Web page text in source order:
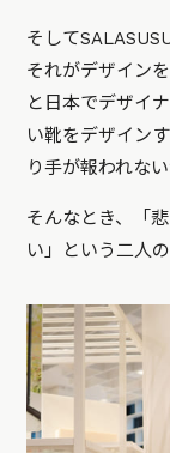
そして
それがデザイン
と日本でデザイ
い靴をデザイン
り手が報われな
そんなとき、「
い」という二人